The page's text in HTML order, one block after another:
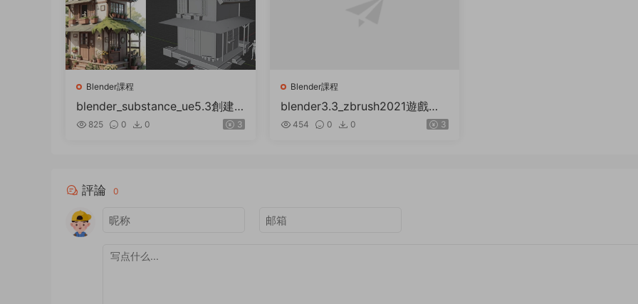
Blender課程
blender_substance_ue5.3創建
迷人小屋
825 0 0 3
Blender課程
blender3.3_zbrush2021遊戲武
器概念及草圖
454 0 0 3
評論 0